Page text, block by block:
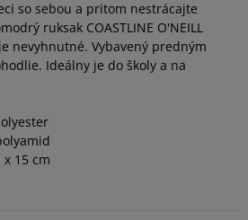
so sebou a pritom nestrácajte
ruksak COASTLINE O'NEILL
nevyhnutné. Vybavený predným
Ideálny je do školy a na
x 15 cm